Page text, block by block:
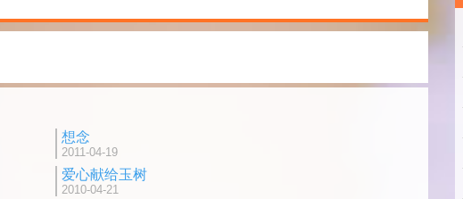
想念
2011-04-19
爱心献给玉树
2010-04-21